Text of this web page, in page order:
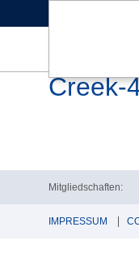
Creek-
Mitgliedschaften:
IMPRESSUM